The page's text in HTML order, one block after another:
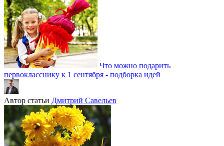
Что можно подарить
первокласснику к 1 сентября - подборка идей
Автор статьи Дмитрий Савельев